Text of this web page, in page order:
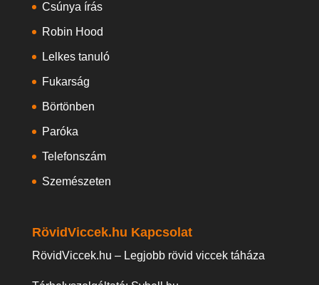
Csúnya írás
Robin Hood
Lelkes tanuló
Fukarság
Börtönben
Paróka
Telefonszám
Szemészeten
RövidViccek.hu Kapcsolat
RövidViccek.hu – Legjobb rövid viccek táháza